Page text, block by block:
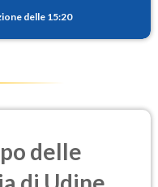
delle 15:20
delle